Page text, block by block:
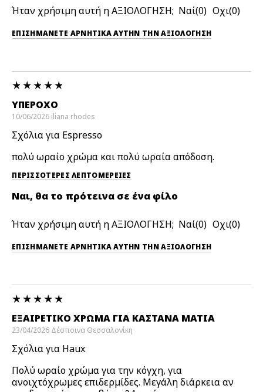
Ήταν χρήσιμη αυτή η ΑΞΙΟΛΟΓΗΣΗ; 0 0
ΕΠΙΣΗΜΆΝΕΤΕ ΑΡΝΗΤΙΚΆ ΑΥΤΉΝ ΤΗΝ ΑΞΙΟΛΟΓΗΣΗ
ΥΠΈΡΟΧΟ
10/06/2026 iliana rhodes
Σχόλια για Espresso
πολύ ωραίο χρώμα και πολύ ωραία απόδοση.
ΠΕΡΙΣΣΌΤΕΡΕΣ ΛΕΠΤΟΜΈΡΕΙΕΣ
Ναι, θα το πρότεινα σε ένα φίλο
Ήταν χρήσιμη αυτή η ΑΞΙΟΛΟΓΗΣΗ; 0 0
ΕΠΙΣΗΜΆΝΕΤΕ ΑΡΝΗΤΙΚΆ ΑΥΤΉΝ ΤΗΝ ΑΞΙΟΛΟΓΗΣΗ
ΕΞΑΙΡΕΤΙΚΌ ΧΡΏΜΑ ΓΙΑ ΚΑΣΤΑΝΆ ΜΑΤΙΑ
23/04/2026 Δέσποινα Θεσσαλονίκη
Σχόλια για Haux
Πολύ ωραίο χρώμα για την κόγχη, για
ανοιχτόχρωμες επιδερμίδες. Μεγάλη διάρκεια αν